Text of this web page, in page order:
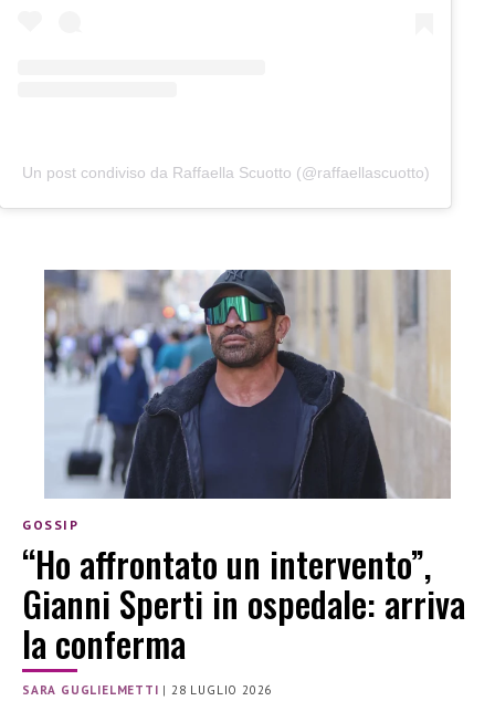
Un post condiviso da Raffaella Scuotto (@raffaellascuotto)
GOSSIP
“Ho affrontato un intervento”,
Gianni Sperti in ospedale: arriva
la conferma
SARA GUGLIELMETTI | 28 LUGLIO 2026